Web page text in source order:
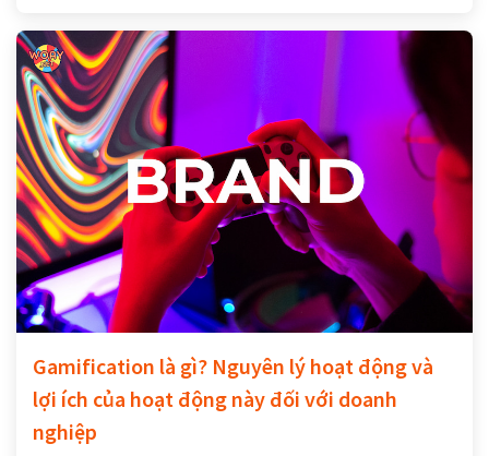
Gamification là gì? Nguyên lý hoạt động và
lợi ích của hoạt động này đối với doanh
nghiệp